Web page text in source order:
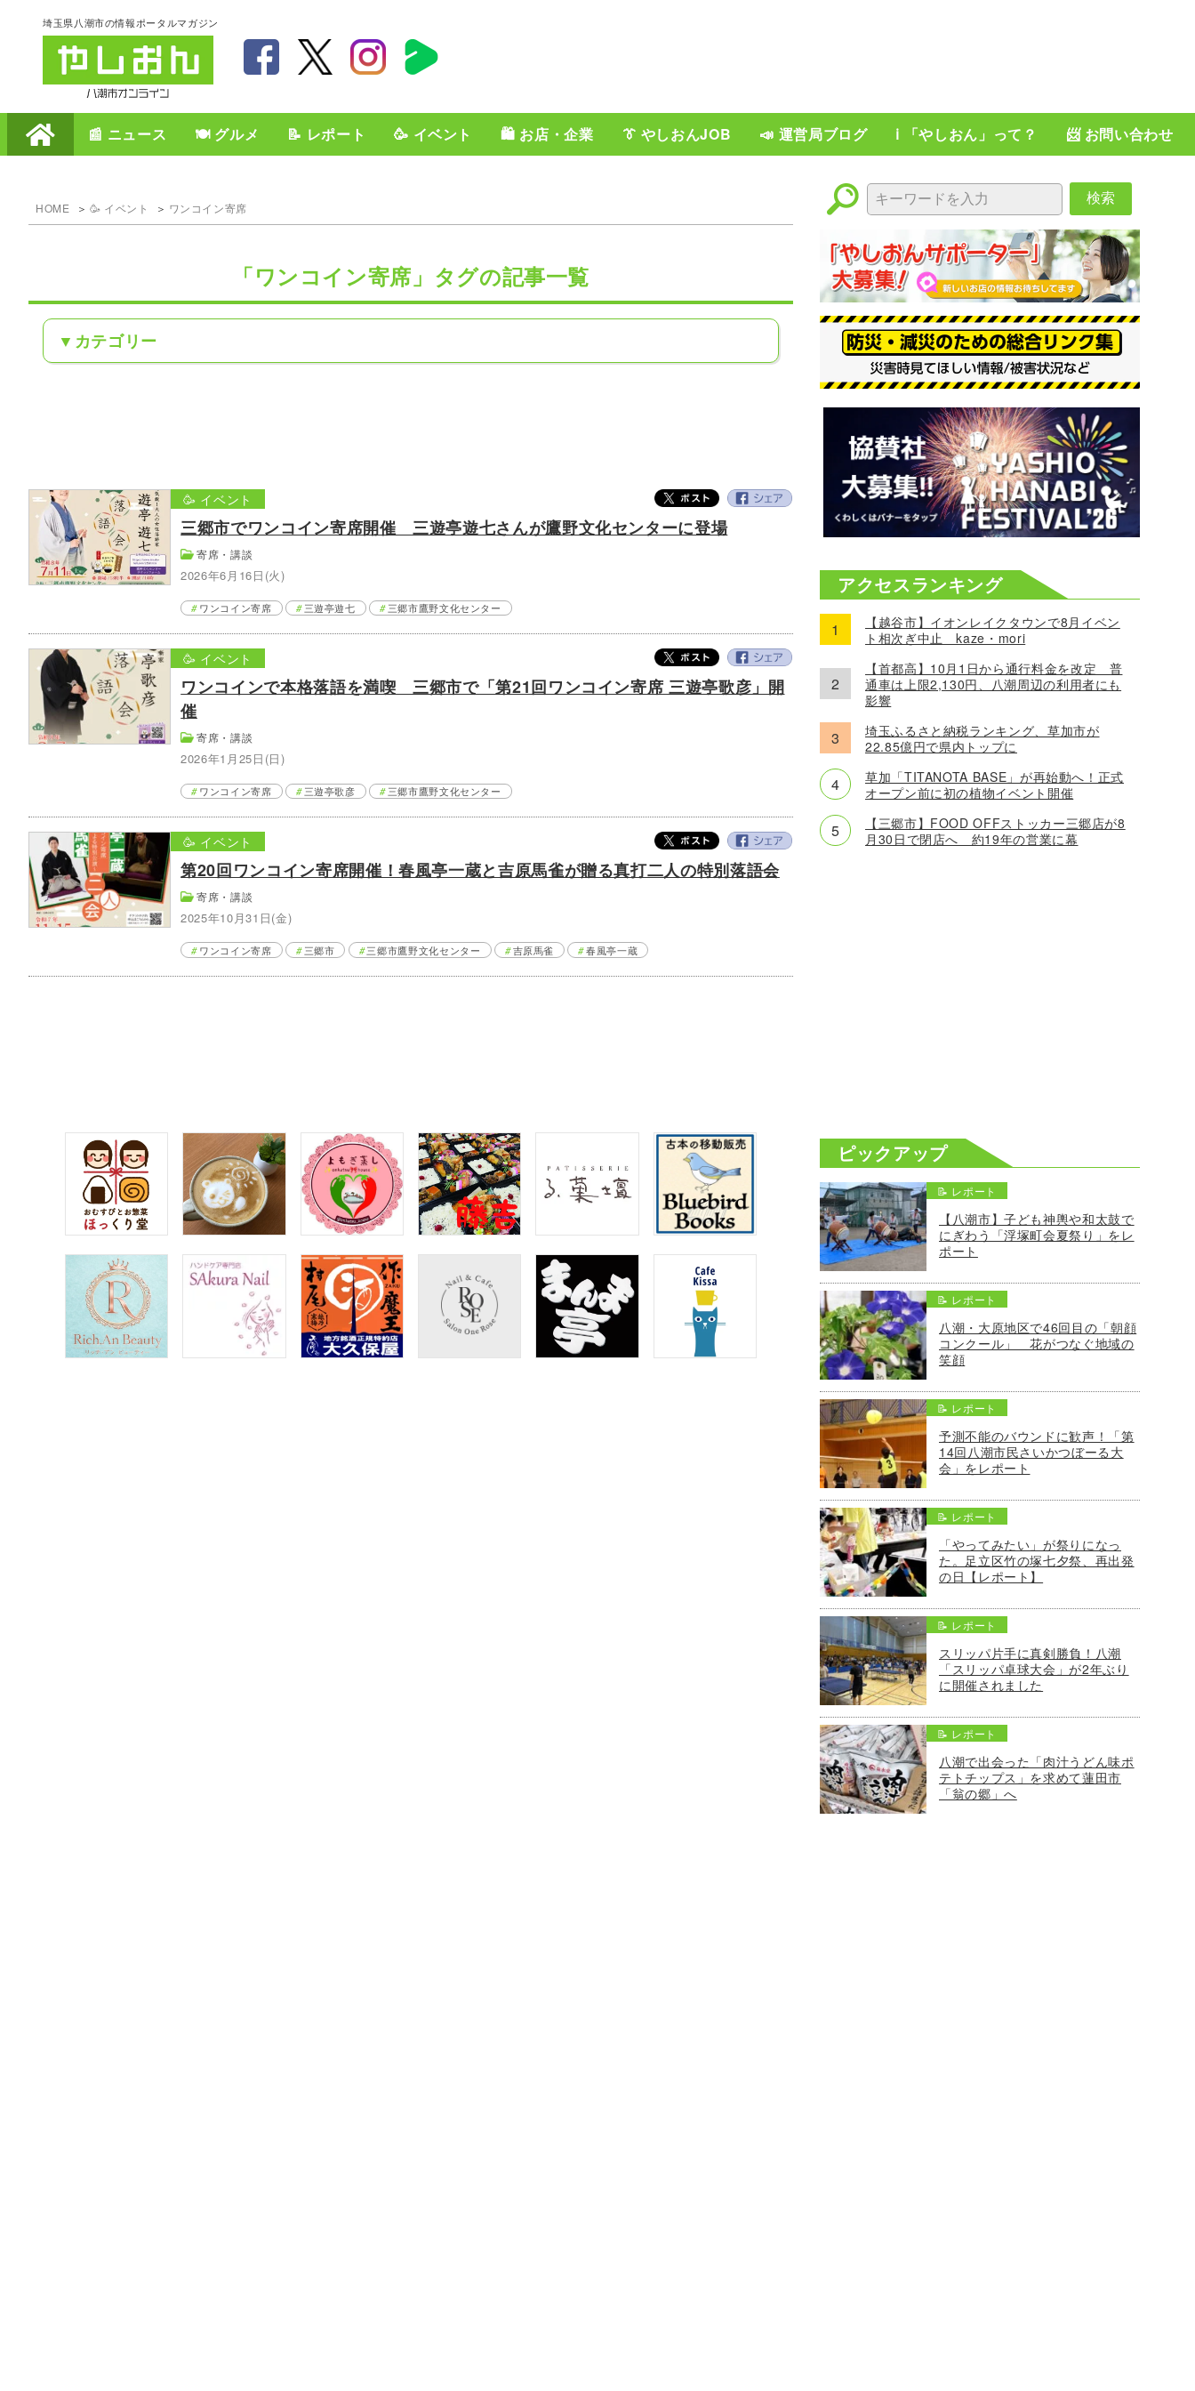
埼玉県八潮市の情報ポータルマガジン
📰 ニュース 🍽️ グルメ 📝 レポート 🥳 イベント 🛍️ お店・企業 👔 やしおんJOB 📣 運営局ブログ ℹ️ 「やしおん」って？ 📨 お問い合わせ
HOME 🥳 イベント ワンコイン寄席
「ワンコイン寄席」タグの記事一覧
カテゴリー
三郷市でワンコイン寄席開催 三遊亭遊七さんが鷹野文化センターに登場
寄席・講談
2026年6月16日(火)
🥳 イベント
ワンコイン寄席 三遊亭遊七 三郷市鷹野文化センター
ワンコインで本格落語を満喫 三郷市で「第21回ワンコイン寄席 三遊亭歌彦」開
催
寄席・講談
2026年1月25日(日)
🥳 イベント
ワンコイン寄席 三遊亭歌彦 三郷市鷹野文化センター
第20回ワンコイン寄席開催！春風亭一蔵と吉原馬雀が贈る真打二人の特別落語会
寄席・講談
2025年10月31日(金)
🥳 イベント
ワンコイン寄席 三郷市 三郷市鷹野文化センター 吉原馬雀 春風亭一蔵
検索
アクセスランキング
【越谷市】イオンレイクタウンで8月イベン
ト相次ぎ中止 kaze・mori
【首都高】10月1日から通行料金を改定 普
通車は上限2,130円、八潮周辺の利用者にも
影響
埼玉ふるさと納税ランキング、草加市が
22.85億円で県内トップに
草加「TITANOTA BASE」が再始動へ！正式
オープン前に初の植物イベント開催
【三郷市】FOOD OFFストッカー三郷店が8
月30日で閉店へ 約19年の営業に幕
ピックアップ
📝 レポート
【八潮市】子ども神輿や和太鼓で
にぎわう「浮塚町会夏祭り」をレ
ポート
📝 レポート
八潮・大原地区で46回目の「朝顔
コンクール」 花がつなぐ地域の
笑顔
📝 レポート
予測不能のバウンドに歓声！「第
14回八潮市民さいかつぼーる大
会」をレポート
📝 レポート
「やってみたい」が祭りになっ
た。足立区竹の塚七夕祭、再出発
の日【レポート】
📝 レポート
スリッパ片手に真剣勝負！八潮
「スリッパ卓球大会」が2年ぶり
に開催されました
📝 レポート
八潮で出会った「肉汁うどん味ポ
テトチップス」を求めて蓮田市
「翁の郷」へ